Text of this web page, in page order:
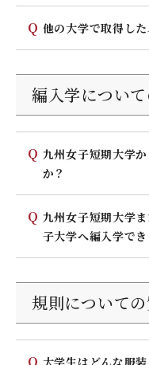
え。将来の目標に向
とさないように（！
としては以下のような
セメスター制（半
ます。
シラバス（講義概
で、履修の参考に
授業に対する学生
実施しています。
にし、授業方法や
教員への相談の時
います。スケジュ
覧」に記載されて
取得した単位が自分
制度です。どの科目
が、単位互換協定に
放科目が発表されます
学との単位互換も実施
Q 他の大学で取得し
は30単位まで認める
編入学につい
Q 九州女子短期大学
か？
トステージ（短大）
という考え方をもっ
応じて、西日本一円
ートし指定校推薦な
常時キャリア支援課に
Q 九州女子短期大学
子大学へ編入学でき
います。詳しくは入
い合わせください。
規則について
Q 大学生はどんな服